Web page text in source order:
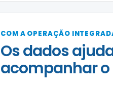
COM A OPERAÇÃO
Os dados
acompanhar o